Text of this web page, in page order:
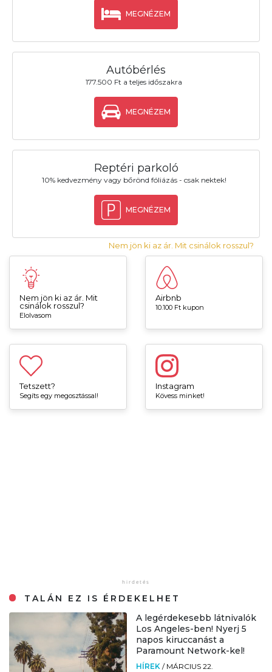
MEGNÉZEM
Autóbérlés
177.500 Ft a teljes időszakra
MEGNÉZEM
Reptéri parkoló
10% kedvezmény vagy bőrönd fóliázás - csak nektek!
MEGNÉZEM
Nem jön ki az ár. Mit csinálok rosszul?
Nem jön ki az ár. Mit
csinálok rosszul?
Elolvasom
Airbnb
10.100 Ft kupon
Tetszett?
Segíts egy megosztással!
Instagram
Kövess minket!
TALÁN EZ IS ÉRDEKELHET
A legérdekesebb látnivalók
Los Angeles-ben! Nyerj 5
napos kiruccanást a
Paramount Network-kel!
HÍREK / MÁRCIUS 22.